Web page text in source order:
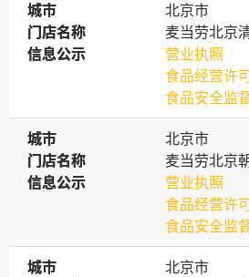
城市
城市
北京市
门店名称
门店名称
麦当劳北京
信息公示
信息公示
营业执照
食品经营许
食品安全监
城市
城市
北京市
门店名称
门店名称
麦当劳北京
信息公示
信息公示
营业执照
食品经营许
食品安全监
城市
城市
北京市